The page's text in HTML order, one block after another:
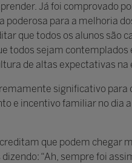
Já foi comprovado
poderosa para a melhoria
que todos os alunos são
todos sejam
de altas expectativas
significativo para
e incentivo familiar no dia
que podem chegar
“Ah, sempre foi